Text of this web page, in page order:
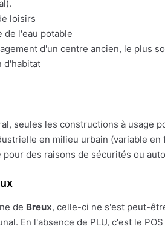
loisirs
de l'eau potable
d'un centre ancien, le plus
d'habitat
seules les constructions à usage
en milieu urbain (variable en
des raisons de sécurités ou
de Breux, celle-ci ne s'est peut-
En l'absence de PLU, c'est le